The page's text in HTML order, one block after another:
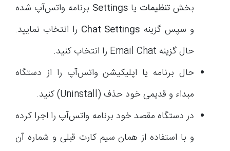
بخش تنظیمات یا Settings برنامه واتس‌آپ شده
و سپس گزینه Chat Settings را انتخاب نمایید.
حال گزینه Email Chat را انتخاب کنید.
حال برنامه یا اپلیکیشن واتس‌آپ را از دستگاه
مبداء و قدیمی خود حذف (Uninstall) کنید.
در دستگاه مقصد خود برنامه واتس‌آپ را اجرا کرده
و با استفاده از همان سیم کارت قبلی و شماره آن